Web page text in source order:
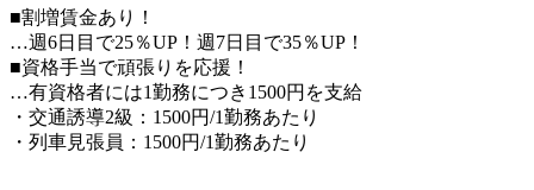
■割増賃金あり！
…週6日目で25％UP！週7日目で35％UP！
■資格手当で頑張りを応援！
…有資格者には1勤務につき1500円を支給
・交通誘導2級：1500円/1勤務あたり
・列車見張員：1500円/1勤務あたり